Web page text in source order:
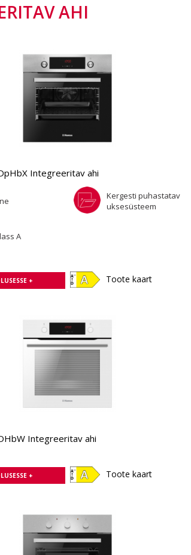
AHI
Integreeritav ahi
Kergesti puhastatav
uksesüsteem
A
+ Toote kaart
Integreeritav ahi
+ Toote kaart